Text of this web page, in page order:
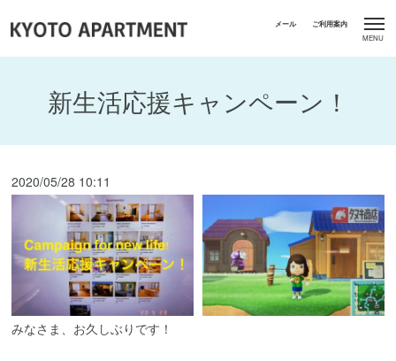
新生活応援キャンペーン！
2020/05/28 10:11
みなさま、お久しぶりです！